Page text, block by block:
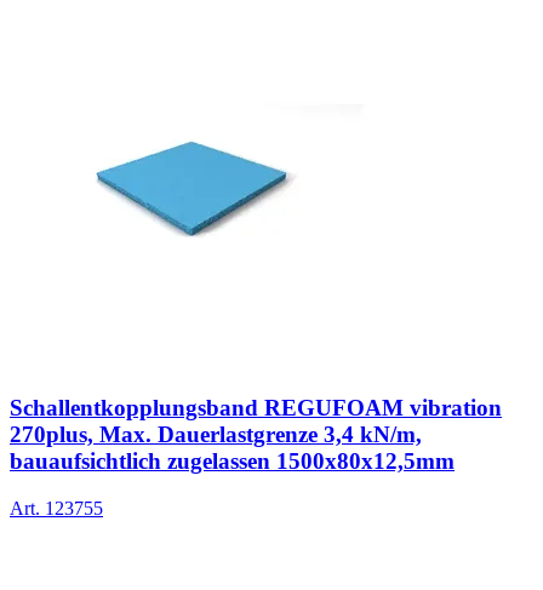
Schallentkopplungsband REGUFOAM vibration
270plus, Max. Dauerlastgrenze 3,4 kN/m,
bauaufsichtlich zugelassen 1500x80x12,5mm
Art. 123755